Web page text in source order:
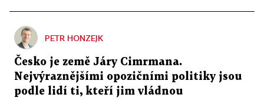
PETR HONZEJK
Česko je země Járy Cimrmana.
Nejvýraznějšími opozičními politiky jsou
podle lidí ti, kteří jim vládnou